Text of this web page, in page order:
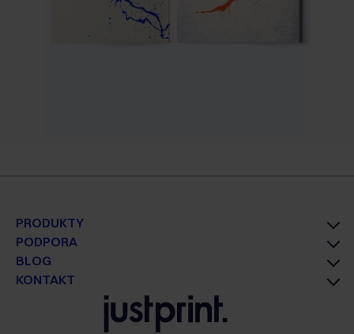
PRODUKTY
PODPORA
BLOG
KONTAKT